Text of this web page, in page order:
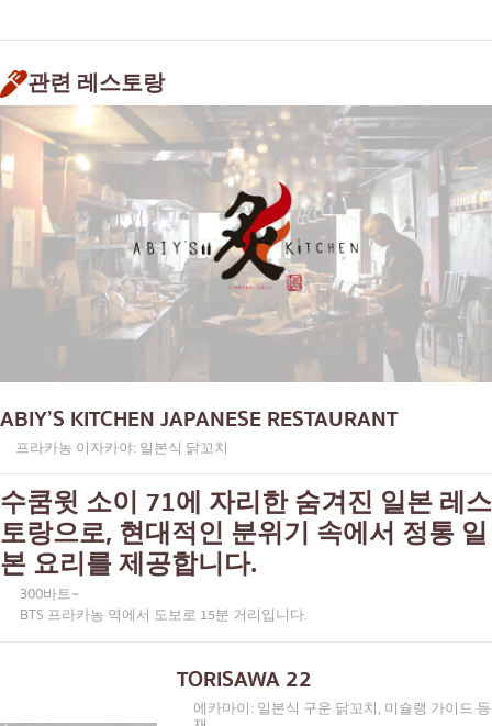
관련 레스토랑
ABIY’S KITCHEN JAPANESE RESTAURANT
프라카농 이자카야: 일본식 닭꼬치
수쿰윗 소이 71에 자리한 숨겨진 일본 레스
토랑으로, 현대적인 분위기 속에서 정통 일
본 요리를 제공합니다.
300바트~
BTS 프라카농 역에서 도보로 15분 거리입니다.
TORISAWA 22
에카마이: 일본식 구운 닭꼬치, 미슐랭 가이드 등